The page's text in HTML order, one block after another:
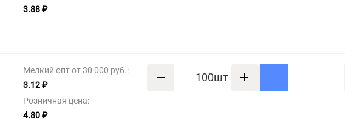
3.88 ₽
Мелкий опт от 30 000 руб.:
3.12 ₽
Розничная цена:
4.80 ₽
шт